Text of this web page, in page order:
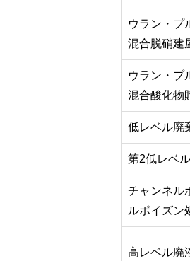
ウラン・プ
混合脱硝建
ウラン・プ
混合酸化物
低レベル廃
第2低レベ
チャンネル
ルポイズン
高レベル廃